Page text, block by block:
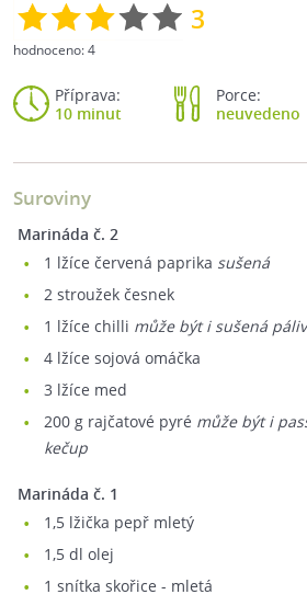
3
hodnoceno:4
Příprava:
10 minut
Porce:
neuvedeno
Suroviny
marináda č. 2
1 lžíce červená paprika sušená
2 stroužek česnek
1 lžíce chilli může být i sušená
4 lžíce sojová omáčka
3 lžíce med
200 g rajčatové pyré může být i
kečup
marináda č. 1
1,5 lžička pepř mletý
1,5 dl olej
1 snítka skořice - mletá